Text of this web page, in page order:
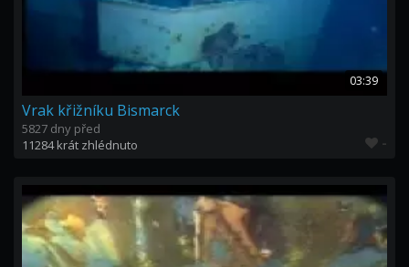
03:39
Vrak křižníku Bismarck
5827 dny před
11284 krát zhlédnuto
-